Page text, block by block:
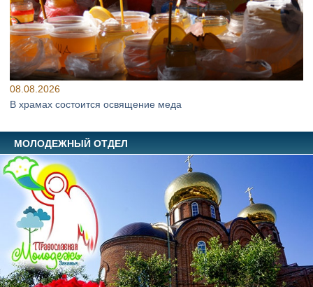
08.08.2026
В храмах состоится освящение меда
МОЛОДЕЖНЫЙ ОТДЕЛ